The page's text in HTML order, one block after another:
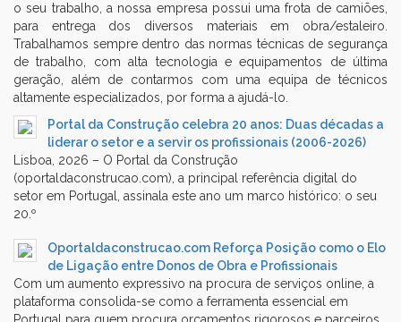
o seu trabalho, a nossa empresa possui uma frota de camiões,
para entrega dos diversos materiais em obra/estaleiro.
Trabalhamos sempre dentro das normas técnicas de segurança
de trabalho, com alta tecnologia e equipamentos de última
geração, além de contarmos com uma equipa de técnicos
altamente especializados, por forma a ajudá-lo.
Portal da Construção celebra 20 anos: Duas décadas a
liderar o setor e a servir os profissionais (2006-2026)
Lisboa, 2026 – O Portal da Construção
(oportaldaconstrucao.com), a principal referência digital do
setor em Portugal, assinala este ano um marco histórico: o seu
20.º
Oportaldaconstrucao.com Reforça Posição como o Elo
de Ligação entre Donos de Obra e Profissionais
Com um aumento expressivo na procura de serviços online, a
plataforma consolida-se como a ferramenta essencial em